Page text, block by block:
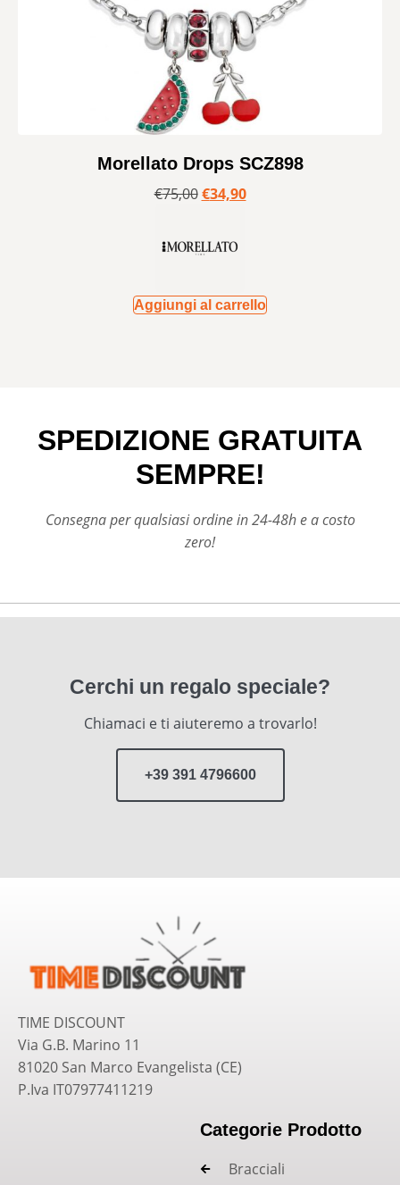
Morellato Drops SCZ898
€75,00 €34,90
Aggiungi al carrello
SPEDIZIONE GRATUITA
SEMPRE!
Consegna per qualsiasi ordine in 24-48h e a costo
zero!
Cerchi un regalo speciale?
Chiamaci e ti aiuteremo a trovarlo!
+39 391 4796600
TIME DISCOUNT
Via G.B. Marino 11
81020 San Marco Evangelista (CE)
P.Iva IT07977411219
Categorie Prodotto
Bracciali